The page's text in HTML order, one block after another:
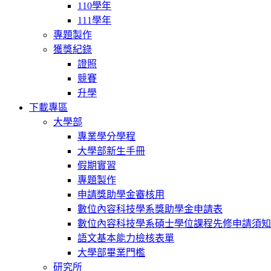
110學年
111學年
專題製作
獲獎紀錄
證照
競賽
升學
下載專區
大學部
專業學分學程
大學部新生手冊
假期實習
專題製作
申請獎助學金審核用
數位內容科技學系獎助學金申請表
數位內容科技學系碩士學位課程先修申請須
語文基本能力檢核表單
大學部畢業門檻
研究所